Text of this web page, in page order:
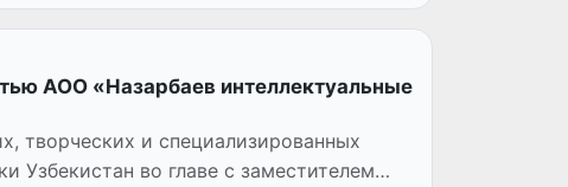
АОО «Назарбаев интеллектуальные
творческих и специализированных
Узбекистан во главе с заместителем